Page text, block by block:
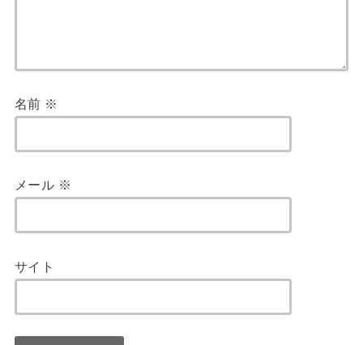
名前 ※
メール ※
サイト